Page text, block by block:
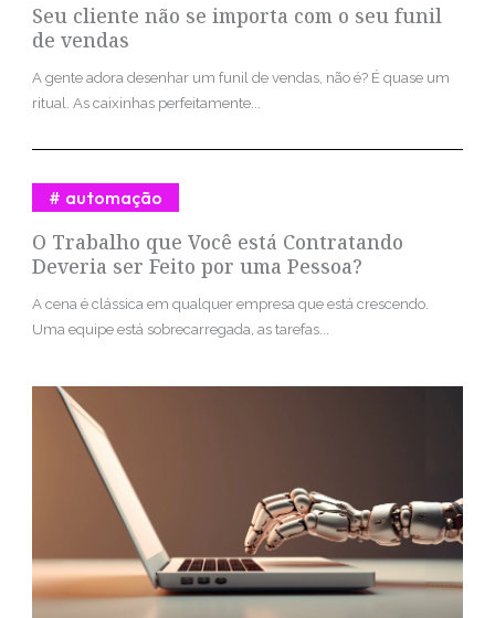
Seu cliente não se importa com o seu funil
de vendas
A gente adora desenhar um funil de vendas, não é? É quase um
ritual. As caixinhas perfeitamente...
O Trabalho que Você está Contratando
Deveria ser Feito por uma Pessoa?
automação
A cena é clássica em qualquer empresa que está crescendo.
Uma equipe está sobrecarregada, as tarefas...